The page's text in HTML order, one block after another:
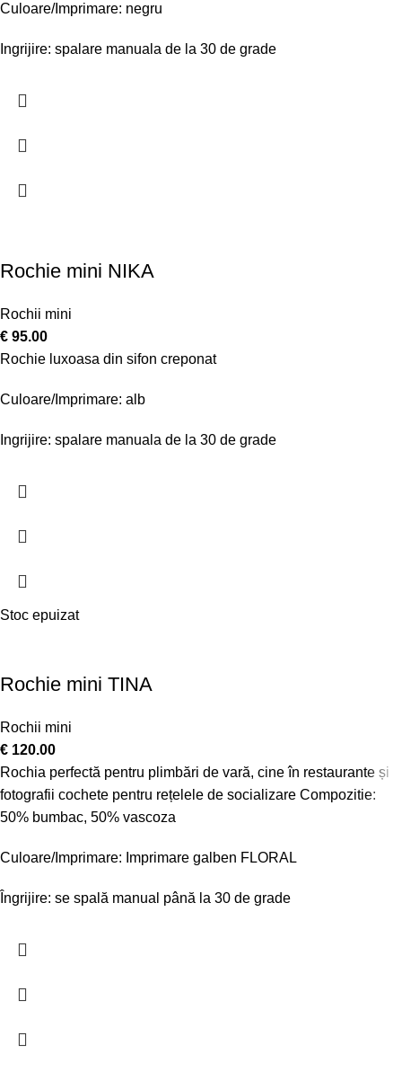
Culoare/Imprimare: negru
Ingrijire: spalare manuala de la 30 de grade
Rochie mini NIKA
Rochii mini
€ 95.00
Rochie luxoasa din sifon creponat
Culoare/Imprimare: alb
Ingrijire: spalare manuala de la 30 de grade
Stoc epuizat
Rochie mini TINA
Rochii mini
€ 120.00
Rochia perfectă pentru plimbări de vară, cine în restaurante și
fotografii cochete pentru rețelele de socializare Compozitie:
50% bumbac, 50% vascoza
Culoare/Imprimare: Imprimare galben FLORAL
Îngrijire: se spală manual până la 30 de grade